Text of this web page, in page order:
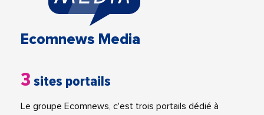
Ecomnews Media
3 sites portails
Le groupe Ecomnews, c'est trois portails dédié à